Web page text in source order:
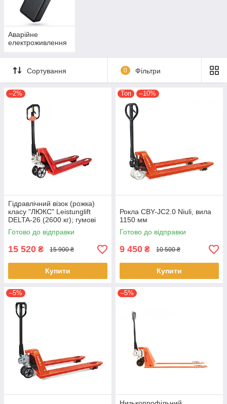
Аварійне
електроживлення
Сортування 0 Фільтри
–2%
Гідравлічний візок (рожка)
класу "ЛЮКС" Leistunglift
DELTA-26 (2600 кг); гумові
колеса
Готово до відправки
15 520 ₴ 15 900 ₴
Купити
Топ –10%
Рокла CBY-JС2.0 Niuli, вила
1150 мм
Готово до відправки
9 450 ₴ 10 500 ₴
Купити
–5% –5%